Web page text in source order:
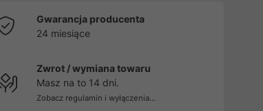
Gwarancja producenta
24 miesiące
Zwrot / wymiana towaru
Masz na to 14 dni.
Zobacz regulamin i wyłączenia...